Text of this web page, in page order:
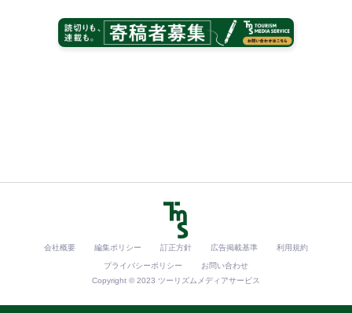
会社概要 編集ポリシー 訂正方針 広告掲載基準 利用規約
プライバシーポリシー
お問い合わせ
Copyright © 2023 ツーリズムメディアサービス